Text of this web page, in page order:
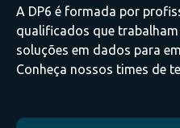
A DP6 é formada por
qualificados que
soluções em dados para
Conheça nossos times de